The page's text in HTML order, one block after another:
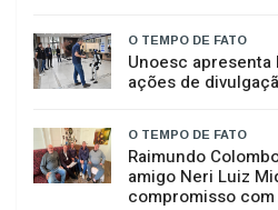
O TEMPO DE FATO
Unoesc apresenta
ações de
O TEMPO DE FATO
Raimundo
amigo Neri Luiz
compromisso com